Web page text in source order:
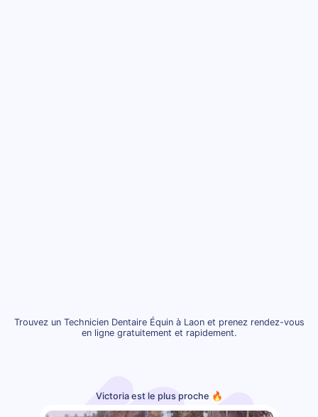
Trouvez un Technicien Dentaire Équin à Laon et prenez rendez-vous
en ligne gratuitement et rapidement.
Victoria est le plus proche 🔥